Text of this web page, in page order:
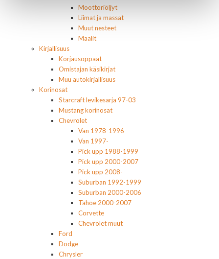
Moottoriöljyt
Liimat ja massat
Muut nesteet
Maalit
Kirjallisuus
Korjausoppaat
Omistajan käsikirjat
Muu autokirjallisuus
Korinosat
Starcraft levikesarja 97-03
Mustang korinosat
Chevrolet
Van 1978-1996
Van 1997-
Pick upp 1988-1999
Pick upp 2000-2007
Pick upp 2008-
Suburban 1992-1999
Suburban 2000-2006
Tahoe 2000-2007
Corvette
Chevrolet muut
Ford
Dodge
Chrysler